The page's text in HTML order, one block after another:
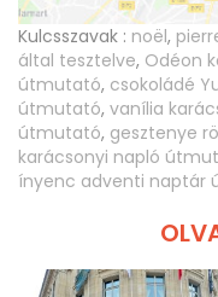
Kulcsszavak : noël,
által tesztelve, Odéon
útmutató, csokoládé
útmutató, vanília
útmutató, gesztenye
karácsonyi napló
ínyenc adventi naptár